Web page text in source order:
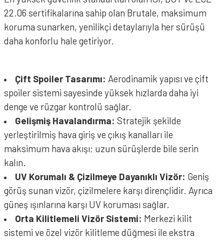
22.06 sertifikalarına sahip olan Brutale, maksimum
koruma sunarken, yenilikçi detaylarıyla her sürüşü
daha konforlu hale getiriyor.
Çift Spoiler Tasarımı: Aerodinamik yapısı ve çift
spoiler sistemi sayesinde yüksek hızlarda daha iyi
denge ve rüzgar kontrolü sağlar.
Gelişmiş Havalandırma: Stratejik şekilde
yerleştirilmiş hava giriş ve çıkış kanalları ile
maksimum hava akışı; uzun sürüşlerde bile serin
kalın.
UV Korumalı & Çizilmeye Dayanıklı Vizör: Geniş
görüş sunan vizör, çizilmelere karşı dirençlidir. Ayrıca
güneş ışınlarına karşı UV koruması sağlar.
Orta Kilitlemeli Vizör Sistemi: Merkezi kilit
sistemi ve özel vizör kilitleme düğmesi ile ekstra